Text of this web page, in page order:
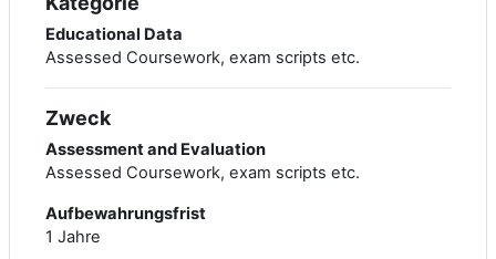
Educational Data
Assessed Coursework, exam scripts etc.
Zweck
Assessment and Evaluation
Assessed Coursework, exam scripts etc.
Aufbewahrungsfrist
1 Jahre